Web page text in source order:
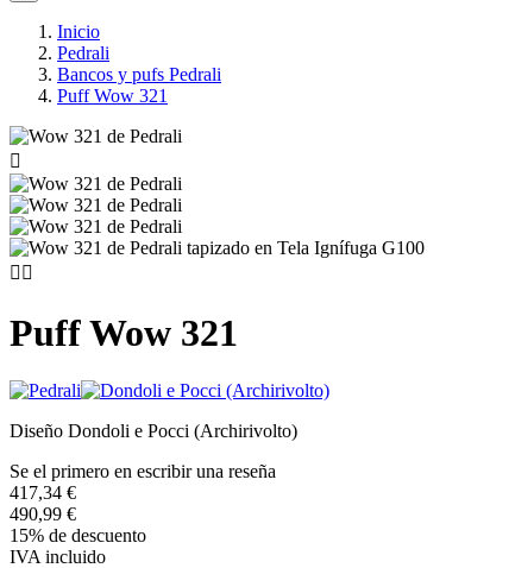
Inicio
Pedrali
Bancos y pufs Pedrali
Puff Wow 321

 
Puff Wow 321
Diseño Dondoli e Pocci (Archirivolto)
Se el primero en escribir una reseña
417,34 €
490,99 €
15% de descuento
IVA incluido